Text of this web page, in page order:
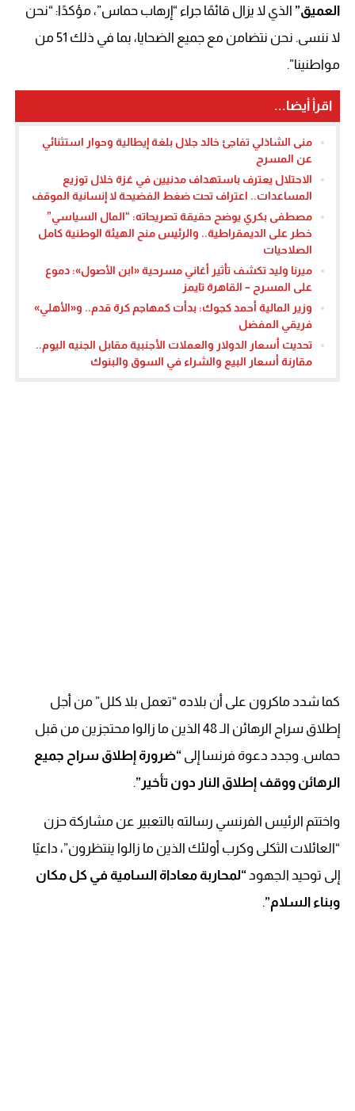
العميق” الذي لا يزال قائمًا جراء “إرهاب حماس”، مؤكدًا: “نحن
لا ننسى. نحن نتضامن مع جميع الضحايا، بما في ذلك 51 من
مواطنينا”.
اقرأ أيضا...
منى الشاذلي تفاجئ خالد جلال بلغة إيطالية وحوار استثنائي
عن المسرح
الاحتلال يعترف باستهداف مدنيين في غزة خلال توزيع
المساعدات.. اعتراف تحت ضغط الفضيحة لا إنسانية الموقف
مصطفى بكري يوضح حقيقة تصريحاته: “المال السياسي”
خطر على الديمقراطية.. والرئيس منح الهيئة الوطنية كامل
الصلاحيات
ميرنا وليد تكشف تأثير أغاني مسرحية «ابن الأصول»: دموع
على المسرح – القاهرة تايمز
وزير المالية أحمد كجوك: بدأت كمهاجم كرة قدم.. و«الأهلي»
فريقي المفضل
تحديث أسعار الدولار والعملات الأجنبية مقابل الجنيه اليوم..
مقارنة أسعار البيع والشراء في السوق والبنوك
كما شدد ماكرون على أن بلاده “تعمل بلا كلل” من أجل
إطلاق سراح الرهائن الـ 48 الذين ما زالوا محتجزين من قبل
حماس. وجدد دعوة فرنسا إلى “ضرورة إطلاق سراح جميع
الرهائن ووقف إطلاق النار دون تأخير”.
واختتم الرئيس الفرنسي رسالته بالتعبير عن مشاركة حزن
“العائلات الثكلى وكرب أولئك الذين ما زالوا ينتظرون”، داعيًا
إلى توحيد الجهود“لمحاربة معاداة السامية في كل مكان
وبناء السلام”.